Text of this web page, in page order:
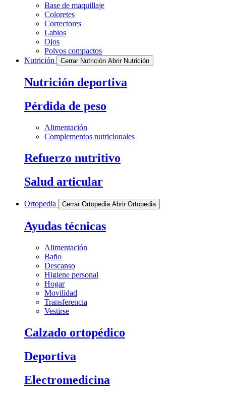
Base de maquillaje
Coloretes
Correctores
Labios
Ojos
Polvos compactos
Nutrición
Cerrar Nutrición Abrir Nutrición
Nutrición deportiva
Pérdida de peso
Alimentación
Complementos nutricionales
Refuerzo nutritivo
Salud articular
Ortopedia Cerrar Ortopedia Abrir Ortopedia
Ayudas técnicas
Alimentación
Baño
Descanso
Higiene personal
Hogar
Movilidad
Transferencia
Vestirse
Calzado ortopédico
Deportiva
Electromedicina